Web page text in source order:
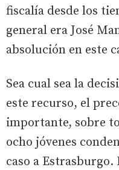
fiscalía desde los
general era José
absolución en este
Sea cual sea la
este recurso, el
importante, sobre
ocho jóvenes
caso a Estrasburgo.